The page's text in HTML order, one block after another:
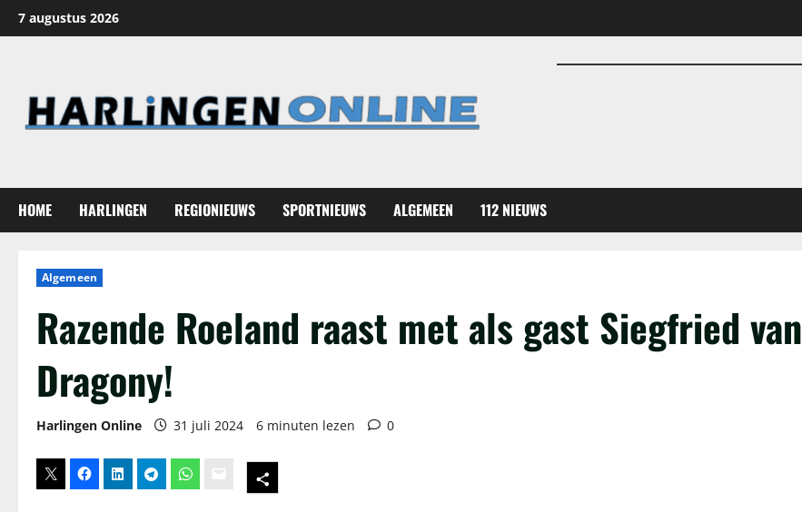
naar
7 augustus 2026
HOME HARLINGEN REGIONIEUWS SPORTNIEUWS ALGEMEEN 112 NIEUWS
Algemeen
Razende Roeland raast met als gast Siegfried van
Dragony!
Harlingen Online 31 juli 2024 6 minuten lezen 0